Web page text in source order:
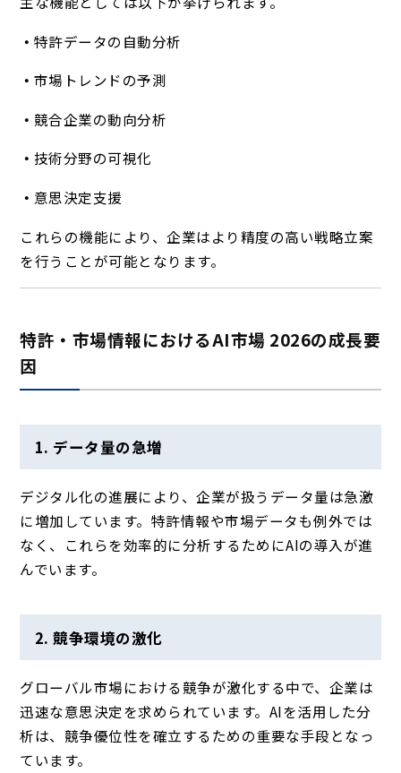
特許データの自動分析
市場トレンドの予測
競合企業の動向分析
技術分野の可視化
意思決定支援
これらの機能により、企業はより精度の高い戦略立案
を行うことが可能となります。
特許・市場情報におけるAI市場 2026の成長要
因
1. データ量の急増
デジタル化の進展により、企業が扱うデータ量は急激
に増加しています。特許情報や市場データも例外では
なく、これらを効率的に分析するためにAIの導入が進
んでいます。
2. 競争環境の激化
グローバル市場における競争が激化する中で、企業は
迅速な意思決定を求められています。AIを活用した分
析は、競争優位性を確立するための重要な手段となっ
ています。